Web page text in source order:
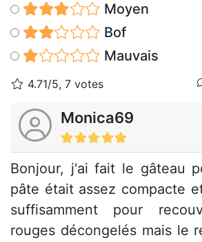
Moyen
Bof
Mauvais
4.71/5, 7 votes
Monica69
Bonjour, j'ai fait le gâteau
pâte était assez compacte
suffisamment pour
rouges décongelés mais le